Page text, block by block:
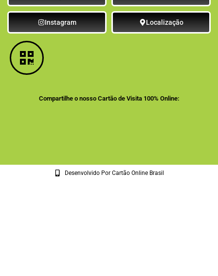
Instagram Localização
Compartilhe o nosso Cartão de Visita 100% Online:
Desenvolvido Por Cartão Online Brasil